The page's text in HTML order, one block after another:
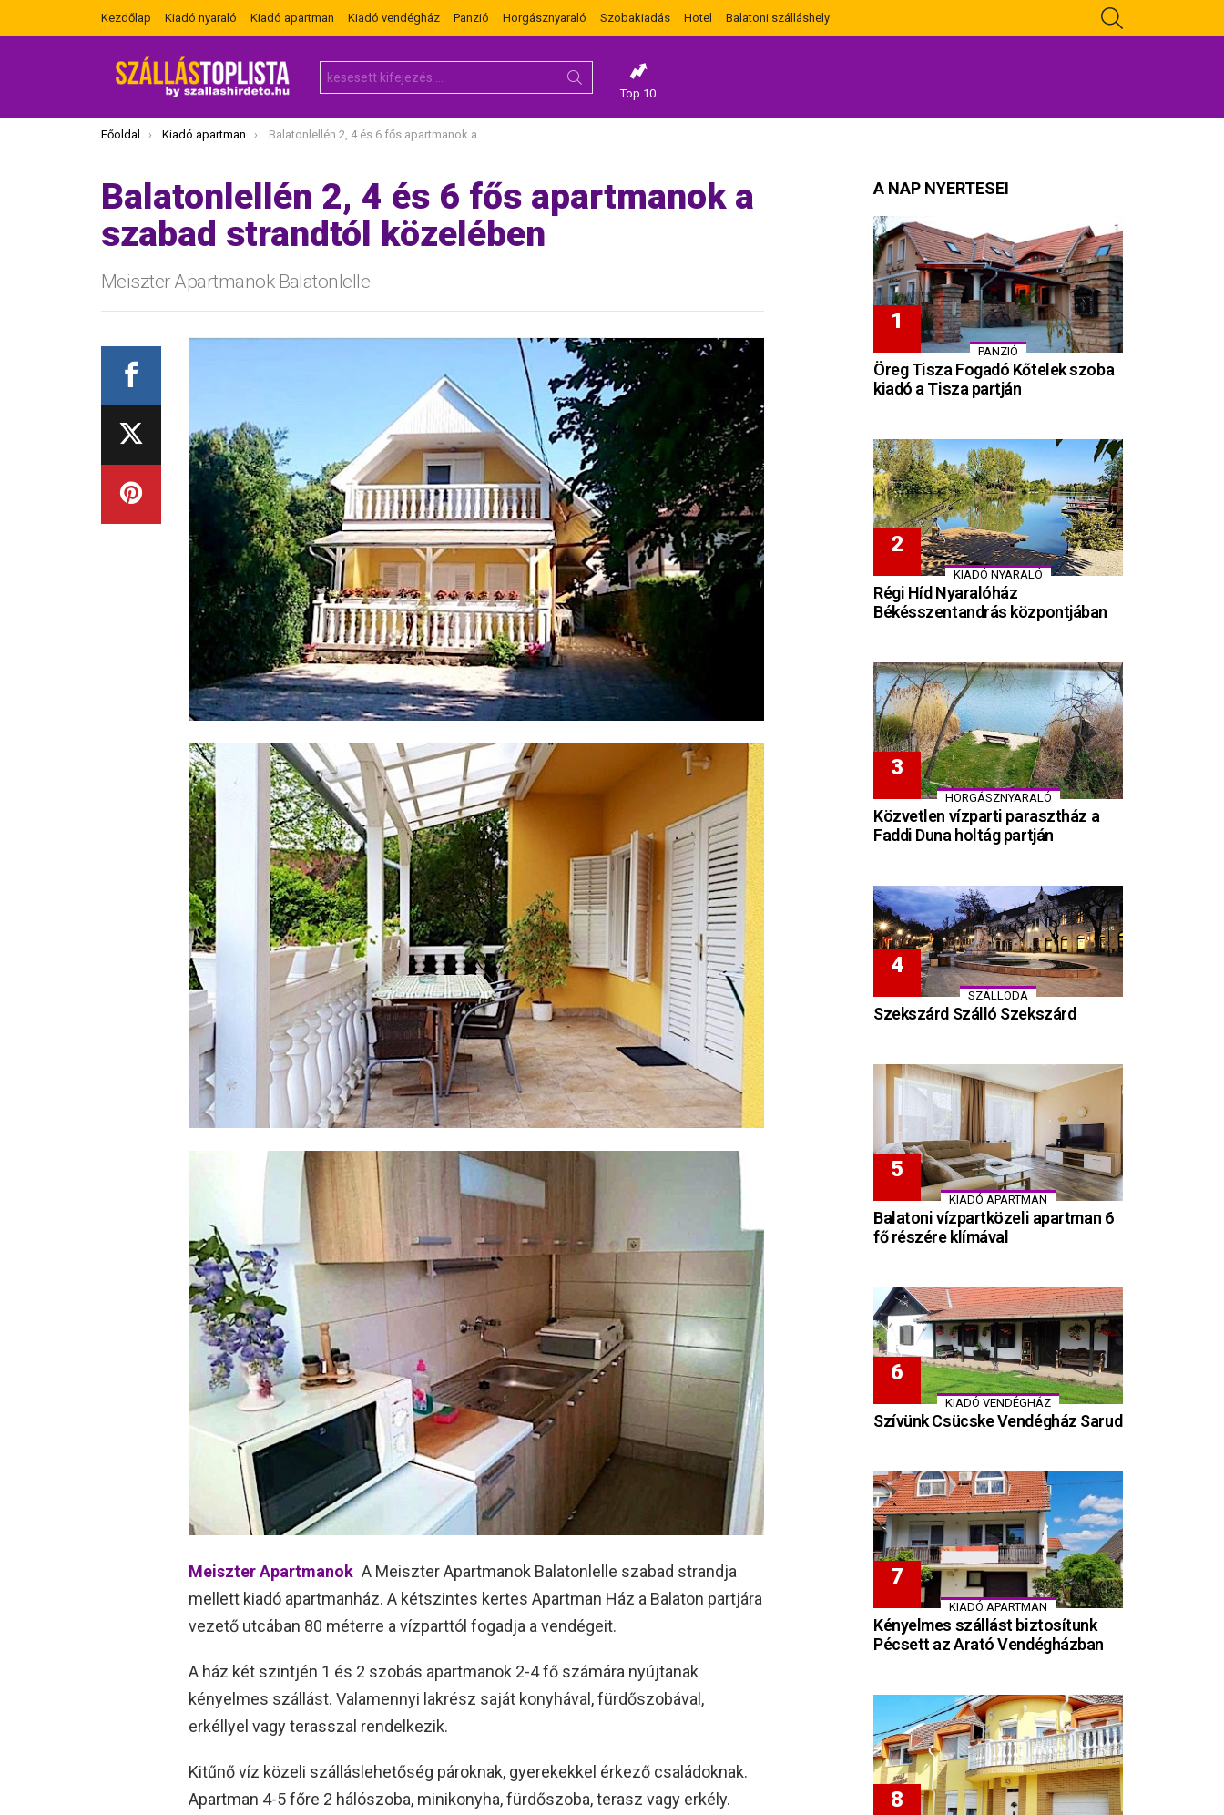
Kezdőlap Kiadó nyaraló Kiadó apartman Kiadó vendégház Panzió Horgásznyaraló Szobakiadás Hotel Balatoni szálláshely
for:
Top 10
Itt vagy most:
Főoldal Kiadó apartman Balatonlellén 2, 4 és 6 fős apartmanok a szabad strandtól közelében
Balatonlellén 2, 4 és 6 fős apartmanok a
szabad strandtól közelében
Meiszter Apartmanok Balatonlelle
Meiszter Apartmanok A Meiszter Apartmanok Balatonlelle szabad strandja
mellett kiadó apartmanház. A kétszintes kertes Apartman Ház a Balaton partjára
vezető utcában 80 méterre a vízparttól fogadja a vendégeit.
A ház két szintjén 1 és 2 szobás apartmanok 2-4 fő számára nyújtanak
kényelmes szállást. Valamennyi lakrész saját konyhával, fürdőszobával,
erkéllyel vagy terasszal rendelkezik.
Kitűnő víz közeli szálláslehetőség pároknak, gyerekekkel érkező családoknak.
Apartman 4-5 főre 2 hálószoba, minikonyha, fürdőszoba, terasz vagy erkély.
A NAP NYERTESEI
PANZIÓ
Öreg Tisza Fogadó Kőtelek szoba
kiadó a Tisza partján
KIADÓ NYARALÓ
Régi Híd Nyaralóház
Békésszentandrás központjában
HORGÁSZNYARALÓ
Közvetlen vízparti parasztház a
Faddi Duna holtág partján
SZÁLLODA
Szekszárd Szálló Szekszárd
KIADÓ APARTMAN
Balatoni vízpartközeli apartman 6
fő részére klímával
KIADÓ VENDÉGHÁZ
Szívünk Csücske Vendégház Sarud
KIADÓ APARTMAN
Kényelmes szállást biztosítunk
Pécsett az Arató Vendégházban